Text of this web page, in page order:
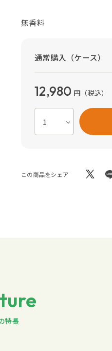
無香料
通常購入（ケース）
12,980 円 （税込）
この商品をシェア
特長